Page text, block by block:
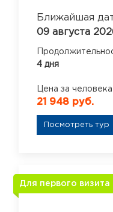
Ближайшая
09 августа
4 дня
Цена за
21 948 руб.
Посмотреть тур
Для первого визита